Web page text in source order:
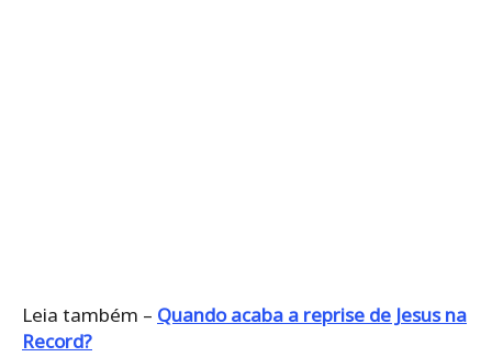
Leia também – Quando acaba a reprise de Jesus na
Record?